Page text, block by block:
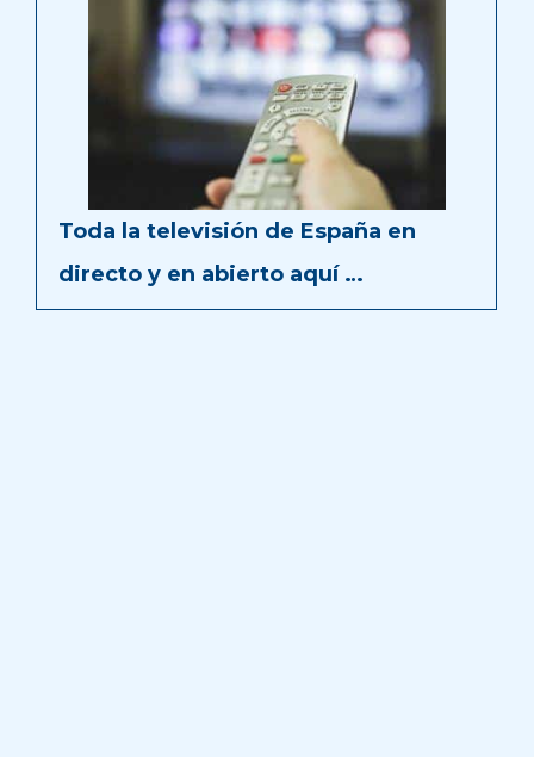
Toda la televisión de España en
directo y en abierto aquí …